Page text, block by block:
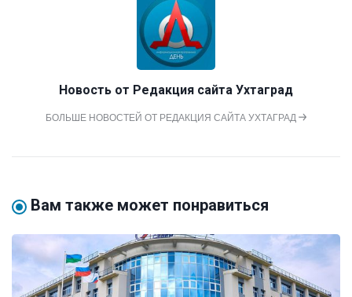
Новость от Редакция сайта Ухтаград
БОЛЬШЕ НОВОСТЕЙ ОТ РЕДАКЦИЯ САЙТА УХТАГРАД
Вам также может понравиться